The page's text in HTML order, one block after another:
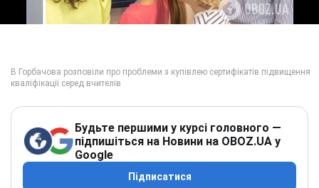
Будьте першими у курсі головного —
підпишіться на Новини на OBOZ.UA у
Google
Підписатися